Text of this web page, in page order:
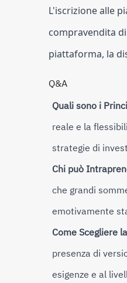
L'iscrizione alle
compravendita
piattaforma, la
Q&A
Quali sono i
reale e la
strategie di
Chi può
che grandi
emotivamente
Come Scegliere
presenza di
esigenze e al